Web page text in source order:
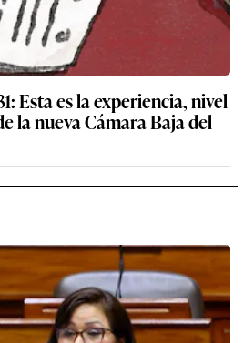
Esta es la experiencia, nivel
la nueva Cámara Baja del